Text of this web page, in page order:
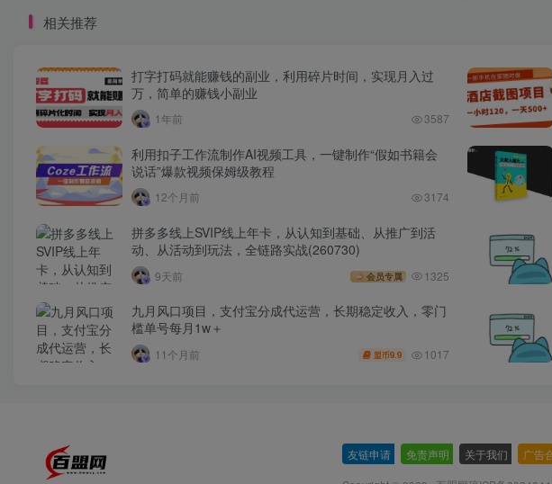
相关推荐
打字打码就能赚钱的副业，利用碎片时间，实现月入过
万，简单的赚钱小副业
1年前 3587
利用扣子工作流制作AI视频工具，一键制作“假如书籍会
说话”爆款视频保姆级教程
12个月前 3174
拼多多线上SVIP线上年卡，从认知到基础、从推广到活
动、从活动到玩法，全链路实战(260730)
9天前 会员专属 1325
九月风口项目，支付宝分成代运营，长期稳定收入，零门
槛单号每月1w＋
11个月前 盟币9.9 1017
友链申请 免责声明 关于我们 广告